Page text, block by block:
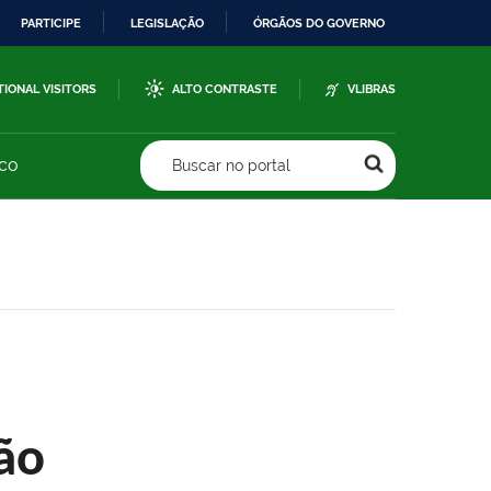
PARTICIPE LEGISLAÇÃO ÓRGÃOS DO GOVERNO
VISITORS ALTO CONTRASTE VLIBRAS
Buscar no portal